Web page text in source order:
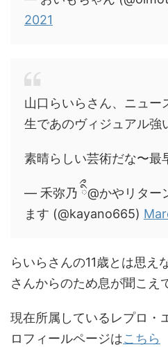
2021
山口らいらさん、ニュー
生であのヴィジュアル強
素晴らしい芸術だな〜最
— 禾弥乃 ིྀ@かやリター
ます (@kayano665)
らいらさんの11歳とは思え
さんからのため息が聞こえ
現在所属しているレプロ・
ロフィールページはこちら